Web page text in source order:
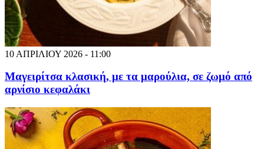
10 ΑΠΡΙΛΙΟΥ 2026 - 11:00
Μαγειρίτσα κλασική, με τα μαρούλια, σε ζωμό από
αρνίσιο κεφαλάκι